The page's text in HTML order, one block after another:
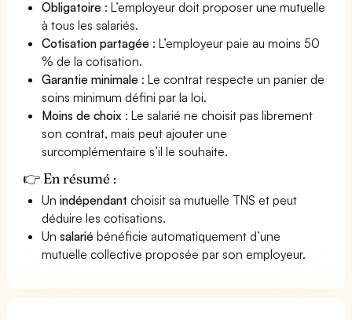
Obligatoire : L’employeur doit proposer une mutuelle
à tous les salariés.
Cotisation partagée : L’employeur paie au moins 50
% de la cotisation.
Garantie minimale : Le contrat respecte un panier de
soins minimum défini par la loi.
Moins de choix : Le salarié ne choisit pas librement
son contrat, mais peut ajouter une
surcomplémentaire s’il le souhaite.
👉 En résumé :
Unindépendant choisit sa mutuelle TNS et peut
déduire les cotisations.
Unsalarié bénéficie automatiquement d’une
mutuelle collective proposée par son employeur.